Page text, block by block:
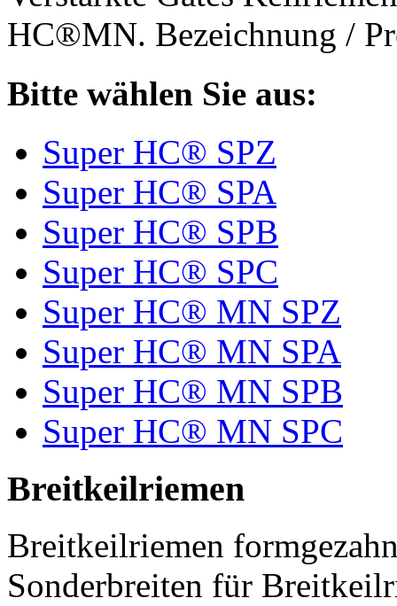
HC®MN. Bezeichnung /
Bitte wählen Sie aus:
Super HC® SPZ
Super HC® SPA
Super HC® SPB
Super HC® SPC
Super HC® MN SPZ
Super HC® MN SPA
Super HC® MN SPB
Super HC® MN SPC
Breitkeilriemen
Breitkeilriemen
Sonderbreiten für